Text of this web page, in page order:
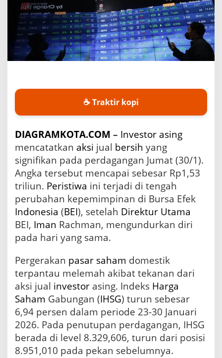
u
k
a
n
A
k
J
u
a
l
e
s
r
S
t
K
p
e
i
p
i
n
n
B
E
I
B
☕ Traktir kopi
DIAGRAMKOTA.COM – Investor asing
mencatatkan aksi jual bersih yang
signifikan pada perdagangan Jumat (30/1).
Angka tersebut mencapai sebesar Rp1,53
triliun. Peristiwa ini terjadi di tengah
perubahan kepemimpinan di Bursa Efek
Indonesia (BEI), setelah Direktur Utama
BEI, Iman Rachman, mengundurkan diri
pada hari yang sama.
Pergerakan pasar saham domestik
terpantau melemah akibat tekanan dari
aksi jual investor asing. Indeks Harga
Saham Gabungan (IHSG) turun sebesar
6,94 persen dalam periode 23-30 Januari
2026. Pada penutupan perdagangan, IHSG
berada di level 8.329,606, turun dari posisi
8.951,010 pada pekan sebelumnya.